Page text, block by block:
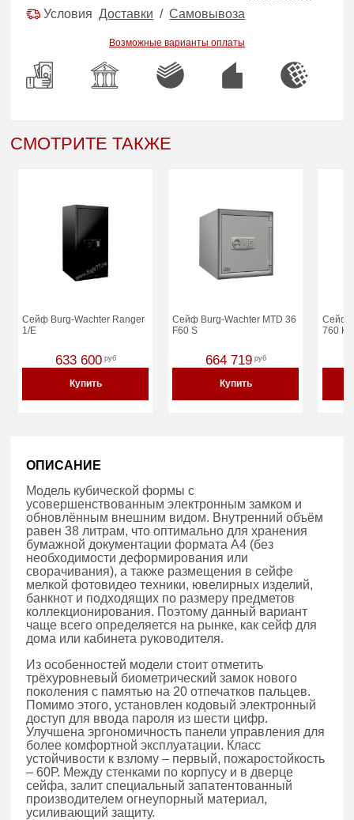
УсловияДоставки /Самовывоза
Возможные варианты оплаты
СМОТРИТЕ ТАКЖЕ
Сейф Burg-Wachter Ranger
1/E
633 600 руб
Купить
Сейф Burg-Wachter MTD 36
F60 S
664 719 руб
Купить
Сейф
760 K
ОПИСАНИЕ
Модель кубической формы с
усовершенствованным электронным замком и
обновлённым внешним видом. Внутренний объём
равен 38 литрам, что оптимально для хранения
бумажной документации формата А4 (без
необходимости деформирования или
сворачивания), а также размещения в сейфе
мелкой фотовидео техники, ювелирных изделий,
банкнот и подходящих по размеру предметов
коллекционирования. Поэтому данный вариант
чаще всего определяется на рынке, как сейф для
дома или кабинета руководителя.
Из особенностей модели стоит отметить
трёхуровневый биометрический замок нового
поколения с памятью на 20 отпечатков пальцев.
Помимо этого, установлен кодовый электронный
доступ для ввода пароля из шести цифр.
Улучшена эргономичность панели управления для
более комфортной эксплуатации. Класс
устойчивости к взлому – первый, пожаростойкость
– 60Р. Между стенками по корпусу и в дверце
сейфа, залит специальный запатентованный
производителем огнеупорный материал,
усиливающий защиту.